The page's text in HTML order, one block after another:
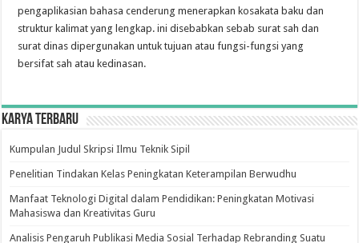
pengaplikasian bahasa cenderung menerapkan kosakata baku dan
struktur kalimat yang lengkap. ini disebabkan sebab surat sah dan
surat dinas dipergunakan untuk tujuan atau fungsi-fungsi yang
bersifat sah atau kedinasan.
Karya Terbaru
Kumpulan Judul Skripsi Ilmu Teknik Sipil
Penelitian Tindakan Kelas Peningkatan Keterampilan Berwudhu
Manfaat Teknologi Digital dalam Pendidikan: Peningkatan Motivasi
Mahasiswa dan Kreativitas Guru
Analisis Pengaruh Publikasi Media Sosial Terhadap Rebranding Suatu